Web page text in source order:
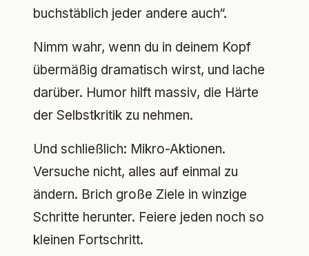
buchstäblich jeder andere auch“.
Nimm wahr, wenn du in deinem Kopf
übermäßig dramatisch wirst, und lache
darüber. Humor hilft massiv, die Härte
der Selbstkritik zu nehmen.
Und schließlich: Mikro-Aktionen.
Versuche nicht, alles auf einmal zu
ändern. Brich große Ziele in winzige
Schritte herunter. Feiere jeden noch so
kleinen Fortschritt.